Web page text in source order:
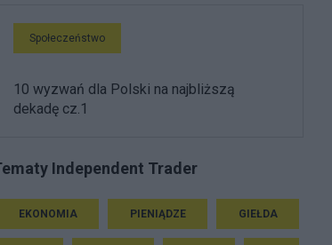
Społeczeństwo
10 wyzwań dla Polski na najbliższą
dekadę cz.1
Independent Trader
EKONOMIA PIENIĄDZE GIEŁDA